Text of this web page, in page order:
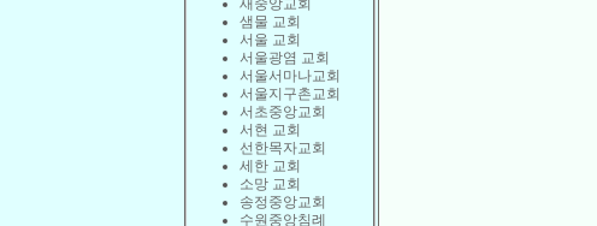
새중앙교회
샘물 교회
서울 교회
서울광염 교회
서울서마나교회
서울지구촌교회
서초중앙교회
서현 교회
선한목자교회
세한 교회
소망 교회
송정중앙교회
수원중앙침례